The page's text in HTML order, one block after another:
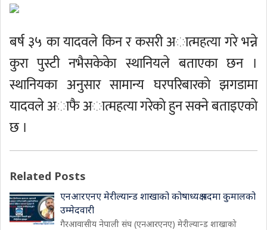
बर्ष ३५ का यादवले किन र कसरी अात्महत्या गरे भन्ने
कुरा पुस्टी नभैसकेकेा स्थानियले बताएका छन ।
स्थानियका अनुसार सामान्य घरपरिबारकाे झगडामा
यादवले अाफै अात्महत्या गरेकाे हुन सक्ने बताइएकाे
छ ।
Related Posts
एनआरएनए मेरील्यान्ड शाखाको कोषाध्यक्ष पदमा कुमालको
उम्मेदवारी
गैरआवासीय नेपाली संघ (एनआरएनए) मेरील्यान्ड शाखाको